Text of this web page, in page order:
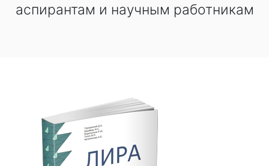
аспирантам и научным работникам